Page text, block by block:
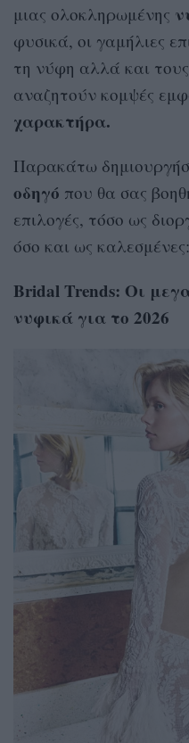
μιας ολοκληρωμένης
φυσικά, οι γαμήλιες
τη νύφη αλλά και
αναζητούν κομψές
χαρακτήρα.
Παρακάτω
οδηγό που θα σας
επιλογές, τόσο ως
όσο και ως καλεσμένες:
Bridal Trends: Οι
νυφικά για το 2026